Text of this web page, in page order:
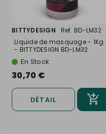
BITTYDESIGN
Ref. BD-LM32
Liquide de masquage - 1Kg
- BITTYDESIGN BD-LM32
En Stock
30,70 €
DÉTAIL